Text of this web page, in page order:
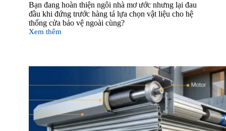
Bạn đang hoàn thiện ngôi nhà mơ ước nhưng lại đau
đầu khi đứng trước hàng tá lựa chọn vật liệu cho hệ
thống cửa bảo vệ ngoài cùng?
Xem thêm